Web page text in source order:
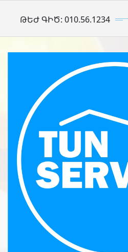
content
ԹԵԺ ԳԻԾ: 010.56.1234